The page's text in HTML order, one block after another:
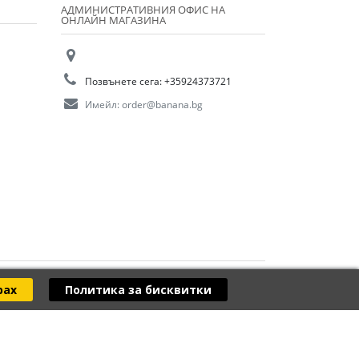
Политика за бисквитки
АДМИНИСТРАТИВНИЯ ОФИС НА
ОНЛАЙН МАГАЗИНА
Позвънете сега:+35924373721
Имейл:order@banana.bg